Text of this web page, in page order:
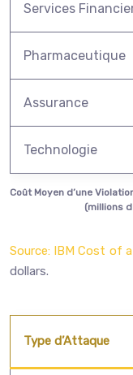
Coût Moyen d’une
(millions
Services
Pharmaceutique
Assurance
Technologie
Source: IBM Cost of
dollars.
Type d’Attaque